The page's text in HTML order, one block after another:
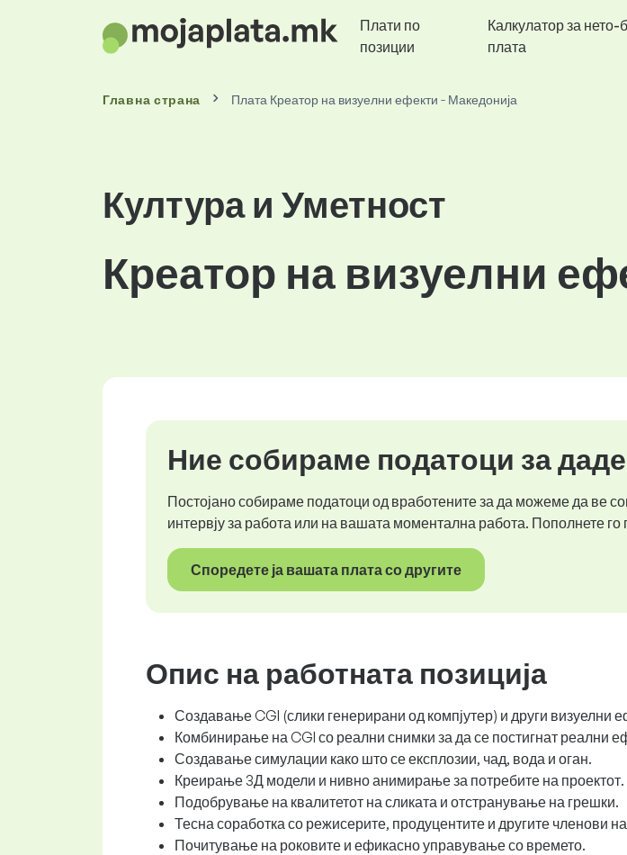
Плати по
позиции
Калкулатор за нето-
плата
Главна страна Плата Креатор на визуелни ефекти - Македонија
Култура и Уметност
Креатор на визуелни
Ние собираме податоци за
Постојано собираме податоци од вработените за да можеме да ве
интервју за работа или на вашата моментална работа. Пополнете
Споредете ја вашата плата со другите
Опис на работната позиција
Создавање CGI (слики генерирани од компјутер) и други визуелни
Комбинирање на CGI со реални снимки за да се постигнат реални
Создавање симулации како што се експлозии, чад, вода и оган.
Креирање 3Д модели и нивно анимирање за потребите на проектот.
Подобрување на квалитетот на сликата и отстранување на грешки.
Тесна соработка со режисерите, продуцентите и другите членови
Почитување на роковите и ефикасно управување со времето.